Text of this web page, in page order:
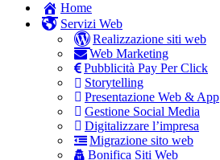
Home
Servizi Web
Realizzazione siti web
Web Marketing
Pubblicità Pay Per Click
Storytelling
Presentazione Web & App
Gestione Social Media
Digitalizzare l’impresa
Migrazione sito web
Bonifica Siti Web